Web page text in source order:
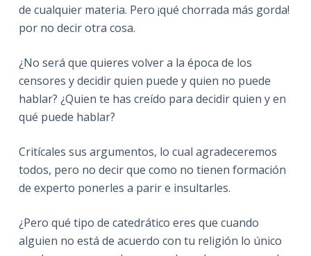
de cualquier materia. Pero ¡qué chorrada más gorda!
por no decir otra cosa.
¿No será que quieres volver a la época de los
censores y decidir quien puede y quien no puede
hablar? ¿Quien te has creído para decidir quien y en
qué puede hablar?
Critícales sus argumentos, lo cual agradeceremos
todos, pero no decir que como no tienen formación
de experto ponerles a parir e insultarles.
¿Pero qué tipo de catedrático eres que cuando
alguien no está de acuerdo con tu religión lo único